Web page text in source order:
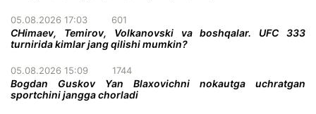
05.08.2026 17:03 601
CHimaev, Temirov, Volkanovski va boshqalar. UFC 333
turnirida kimlar jang qilishi mumkin?
05.08.2026 15:09 1744
Bogdan Guskov Yan Blaxovichni nokautga uchratgan
sportchini jangga chorladi